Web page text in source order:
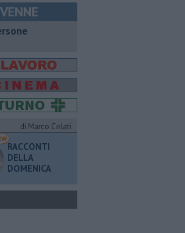
di Marco Celati
RACCONTI
DELLA
DOMENICA